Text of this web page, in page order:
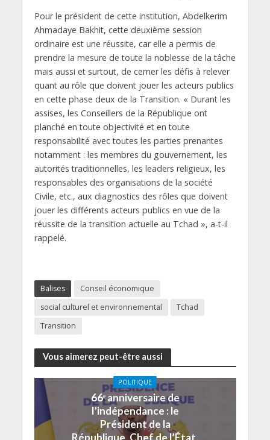
Pour le président de cette institution, Abdelkerim
Ahmadaye Bakhit, cette deuxième session
ordinaire est une réussite, car elle a permis de
prendre la mesure de toute la noblesse de la tâche
mais aussi et surtout, de cerner les défis à relever
quant au rôle que doivent jouer les acteurs publics
en cette phase deux de la Transition. « Durant les
assises, les Conseillers de la République ont
planché en toute objectivité et en toute
responsabilité avec toutes les parties prenantes
notamment : les membres du gouvernement, les
autorités traditionnelles, les leaders religieux, les
responsables des organisations de la société
Civile, etc., aux diagnostics des rôles que doivent
jouer les différents acteurs publics en vue de la
réussite de la transition actuelle au Tchad », a-t-il
rappelé.
Balises
Conseil économique
social culturel et environnemental
Tchad
Transition
Vous aimerez peut-être aussi
POLITIQUE
66ᵉ anniversaire de
l’indépendance : le
Président de la
République, Chef de l’État,